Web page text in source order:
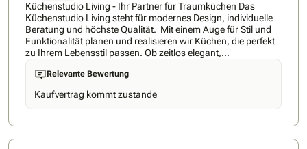
Küchenstudio Living - Ihr Partner für Traumküchen Das
Küchenstudio Living steht für modernes Design, individuelle
Beratung und höchste Qualität. Mit einem Auge für Stil und
Funktionalität planen und realisieren wir Küchen, die perfekt
zu Ihrem Lebensstil passen. Ob zeitlos elegant,
minimalistisch oder gemütlich – wir gestalten Ihre Küche als
Herzstück Ihres Zuhauses. Unser besonderer Service-
kostenlose Heimberatung direkt bei Ihnen vor Ort. So können
wir Ihre räumlichen Gegebenheiten optimal in die Planung
einbeziehen und Ihre Wünsche passgenau umsetzen. Dank
Relevante Bewertung
Kaufvertrag kommt zustande